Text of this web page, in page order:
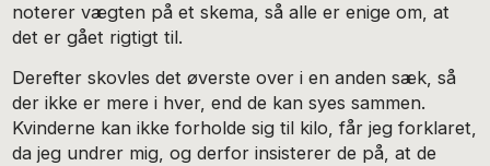
noterer vægten på et skema, så alle er enige om, at
det er gået rigtigt til.
Derefter skovles det øverste over i en anden sæk, så
der ikke er mere i hver, end de kan syes sammen.
Kvinderne kan ikke forholde sig til kilo, får jeg forklaret,
da jeg undrer mig, og derfor insisterer de på, at de